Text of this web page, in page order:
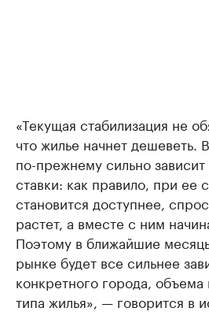
«Текущая стабилизация не
что жилье начнет дешеветь.
по-прежнему сильно
ставки: как правило, при ее
становится доступнее,
растет, а вместе с ним
Поэтому в ближайшие
рынке будет все сильнее
конкретного города,
типа жилья», — говорится в